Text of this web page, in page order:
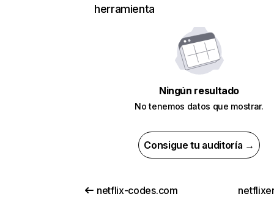
herramienta
Ningún resultado
No tenemos datos que mostrar.
Consigue tu auditoría →
netflix-codes.com